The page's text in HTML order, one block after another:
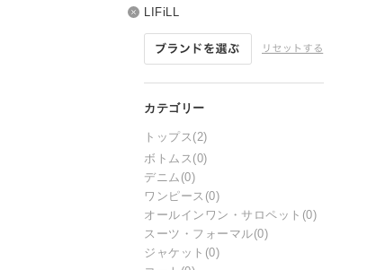
LIFiLL
トップス (2)
ボトムス (0)
デニム (0)
ワンピース (0)
オールインワン・サロペット (0)
スーツ・フォーマル(0)
ジャケット (0)